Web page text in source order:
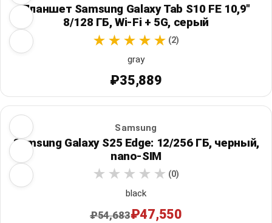
Планшет Samsung Galaxy Tab S10 FE 10,9"
8/128 ГБ, Wi‑Fi + 5G, серый
(2)
gray
₽35,889
Samsung
Samsung Galaxy S25 Edge: 12/256 ГБ, черный,
nano-SIM
(0)
black
₽54,683₽47,550